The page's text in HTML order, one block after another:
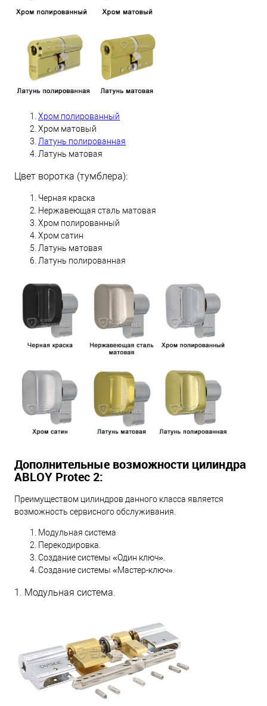
Хром полированный
Хром матовый
Латунь полированная
Латунь матовая
Цвет воротка (тумблера):
Черная краска
Нержавеющая сталь матовая
Хром полированный
Хром сатин
Латунь матовая
Латунь полированная
Дополнительные возможности цилиндра
ABLOY Protec 2:
Преимуществом цилиндров данного класса является
возможность сервисного обслуживания.
Модульная система
Перекодировка.
Создание системы «Один ключ».
Создание системы «Мастер-ключ».
1. Модульная система.